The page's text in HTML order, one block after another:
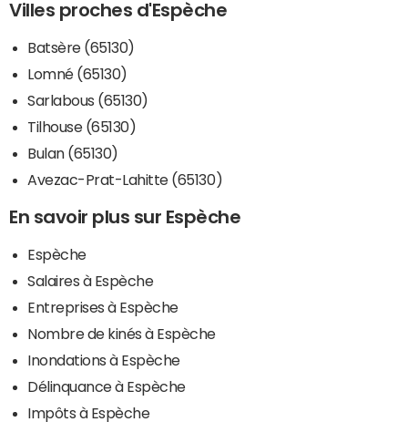
Villes proches d'Espèche
Batsère (65130)
Lomné (65130)
Sarlabous (65130)
Tilhouse (65130)
Bulan (65130)
Avezac-Prat-Lahitte (65130)
En savoir plus sur Espèche
Espèche
Salaires à Espèche
Entreprises à Espèche
Nombre de kinés à Espèche
Inondations à Espèche
Délinquance à Espèche
Impôts à Espèche